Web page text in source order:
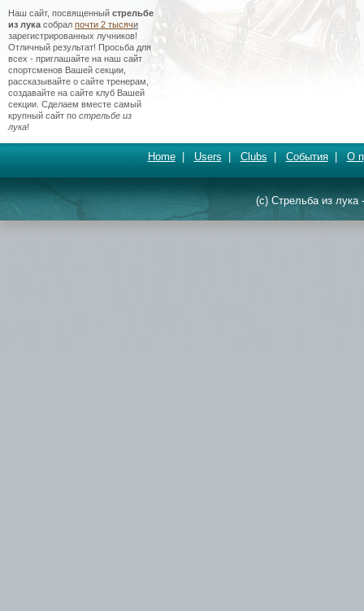
Наш сайт, посвященный стрельбе
из лука собрал почти 2 тысячи
зарегистрированных лучников!
Отличный результат! Просьба для
всех - приглашайте на наш сайт
спортсменов Вашей секции,
рассказывайте о сайте тренерам,
создавайте на сайте клуб Вашей
секции. Сделаем вместе самый
крупный сайт по стрельбе из
лука!
Home| Users Clubs События| О
(c) Стрельба из лука